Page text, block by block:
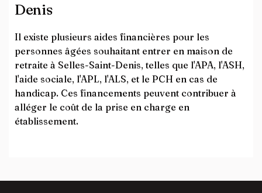
Denis
Il existe plusieurs aides financières pour les
personnes âgées souhaitant entrer en maison de
retraite à Selles-Saint-Denis, telles que l'APA, l'ASH,
l'aide sociale, l'APL, l'ALS, et le PCH en cas de
handicap. Ces financements peuvent contribuer à
alléger le coût de la prise en charge en
établissement.